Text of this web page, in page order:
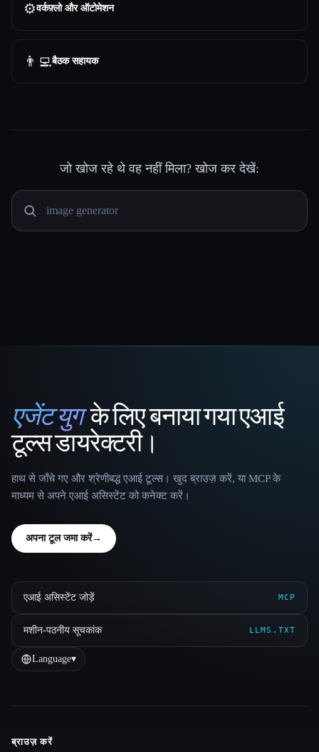
⚙️वर्कफ़्लो और ऑटोमेशन
👨‍💻बैठक सहायक
जो खोज रहे थे वह नहीं मिला? खोज कर देखें:
That AI Collection
एजेंट युगके लिए बनाया गया एआई
टूल्स डायरेक्टरी।
हाथ से जाँचे गए और श्रेणीबद्ध एआई टूल्स। खुद ब्राउज़ करें, या MCP के
माध्यम से अपने एआई असिस्टेंट को कनेक्ट करें।
अपना टूल जमा करें→
एआई असिस्टेंट जोड़ें MCP
मशीन-पठनीय सूचकांक LLMS.TXT
Language▾
ब्राउज़ करें